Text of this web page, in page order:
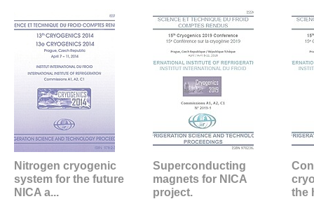
Nitrogen cryogenic
system for the future
NICA a...
Superconducting
magnets for NICA
project.
the